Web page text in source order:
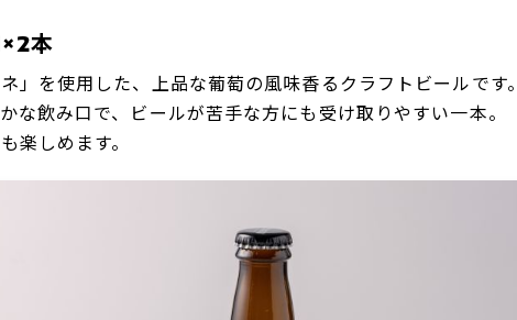
本
」を使用した、上品な葡萄の風味香るクラフトビールです。
な飲み口で、ビールが苦手な方にも受け取りやすい一本。
楽しめます。